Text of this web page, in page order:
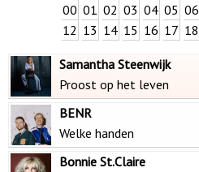
00 01 02 03 04 05 06
12 13 14 15 16 17 18
Samantha Steenwijk
Proost op het leven
BENR
Welke handen
Bonnie St.Claire